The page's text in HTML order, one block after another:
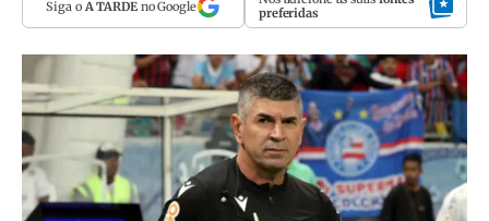
Siga o A TARDEno Google
preferidas